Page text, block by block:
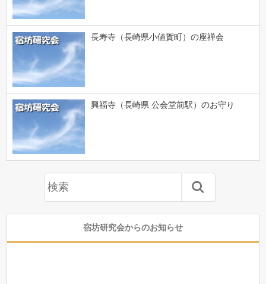
長寿寺（長崎県小値賀町）の座禅会
興福寺（長崎県 公会堂前駅）のお守り
宿坊研究会からのお知らせ